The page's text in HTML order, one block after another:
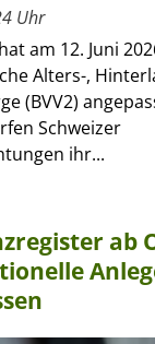
Uhr
am 12. Juni
Alters-,
(BVV2)
Schweizer
ihr...
ab